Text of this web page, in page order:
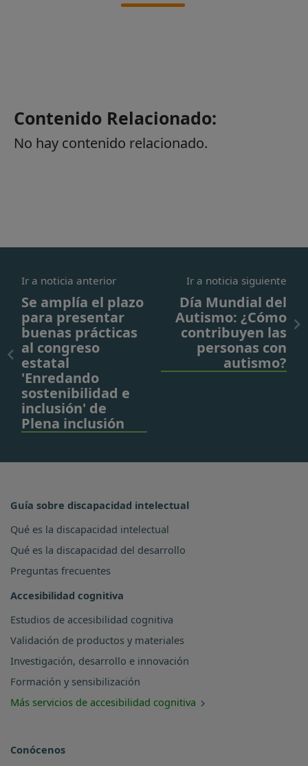
Contenido Relacionado:
No hay contenido relacionado.
Ir a noticia anterior
Se amplía el plazo
para presentar
buenas prácticas
al congreso
estatal
'Enredando
sostenibilidad e
inclusión' de
Plena inclusión
Ir a noticia siguiente
Día Mundial del
Autismo: ¿Cómo
contribuyen las
personas con
autismo?
Guía sobre discapacidad intelectual
Qué es la discapacidad intelectual
Qué es la discapacidad del desarrollo
Preguntas frecuentes
Accesibilidad cognitiva
Estudios de accesibilidad cognitiva
Validación de productos y materiales
Investigación, desarrollo e innovación
Formación y sensibilización
Más servicios de accesibilidad cognitiva
Conócenos